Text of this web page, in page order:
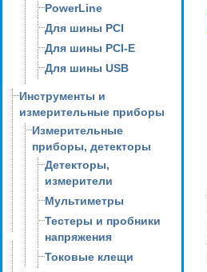
PowerLine
Для шины PCI
Для шины PCI-E
Для шины USB
Инструменты и
измерительные приборы
Измерительные
приборы, детекторы
Детекторы,
измерители
Мультиметры
Тестеры и пробники
напряжения
Токовые клещи